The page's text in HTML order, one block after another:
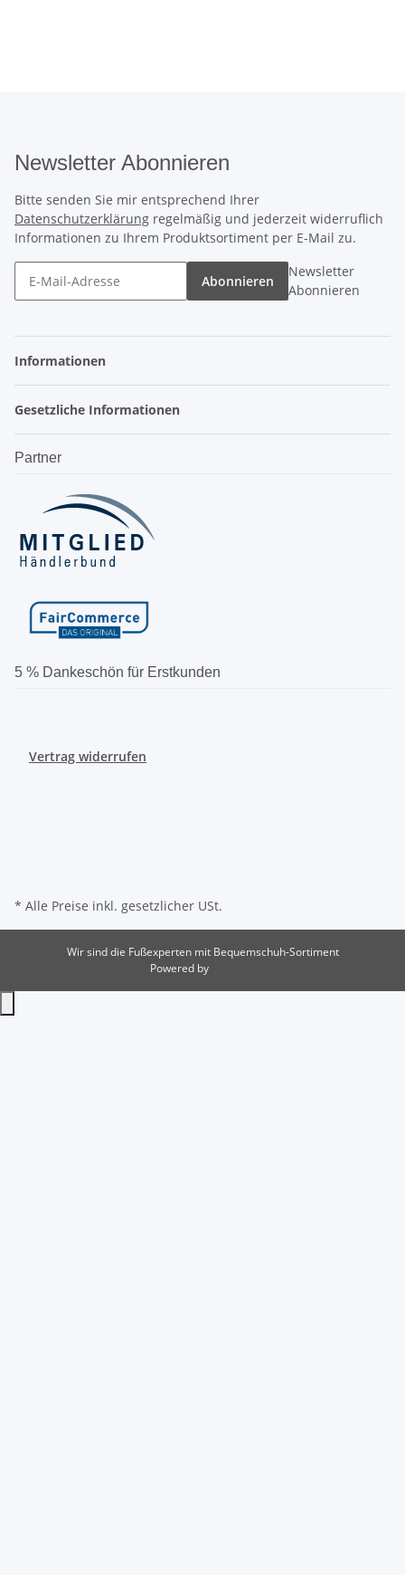
Newsletter Abonnieren
Bitte senden Sie mir entsprechend Ihrer
Datenschutzerklärung regelmäßig und jederzeit widerruflich
Informationen zu Ihrem Produktsortiment per E-Mail zu.
Abonnieren
Newsletter
Abonnieren
Informationen
Gesetzliche Informationen
Partner
5 % Dankeschön für Erstkunden
Vertrag widerrufen
* Alle Preise inkl. gesetzlicher USt.
Wir sind die Fußexperten mit Bequemschuh-Sortiment
Powered by